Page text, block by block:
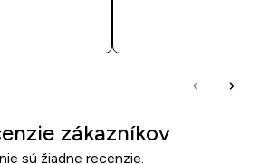
zákazníkov
sú žiadne recenzie.